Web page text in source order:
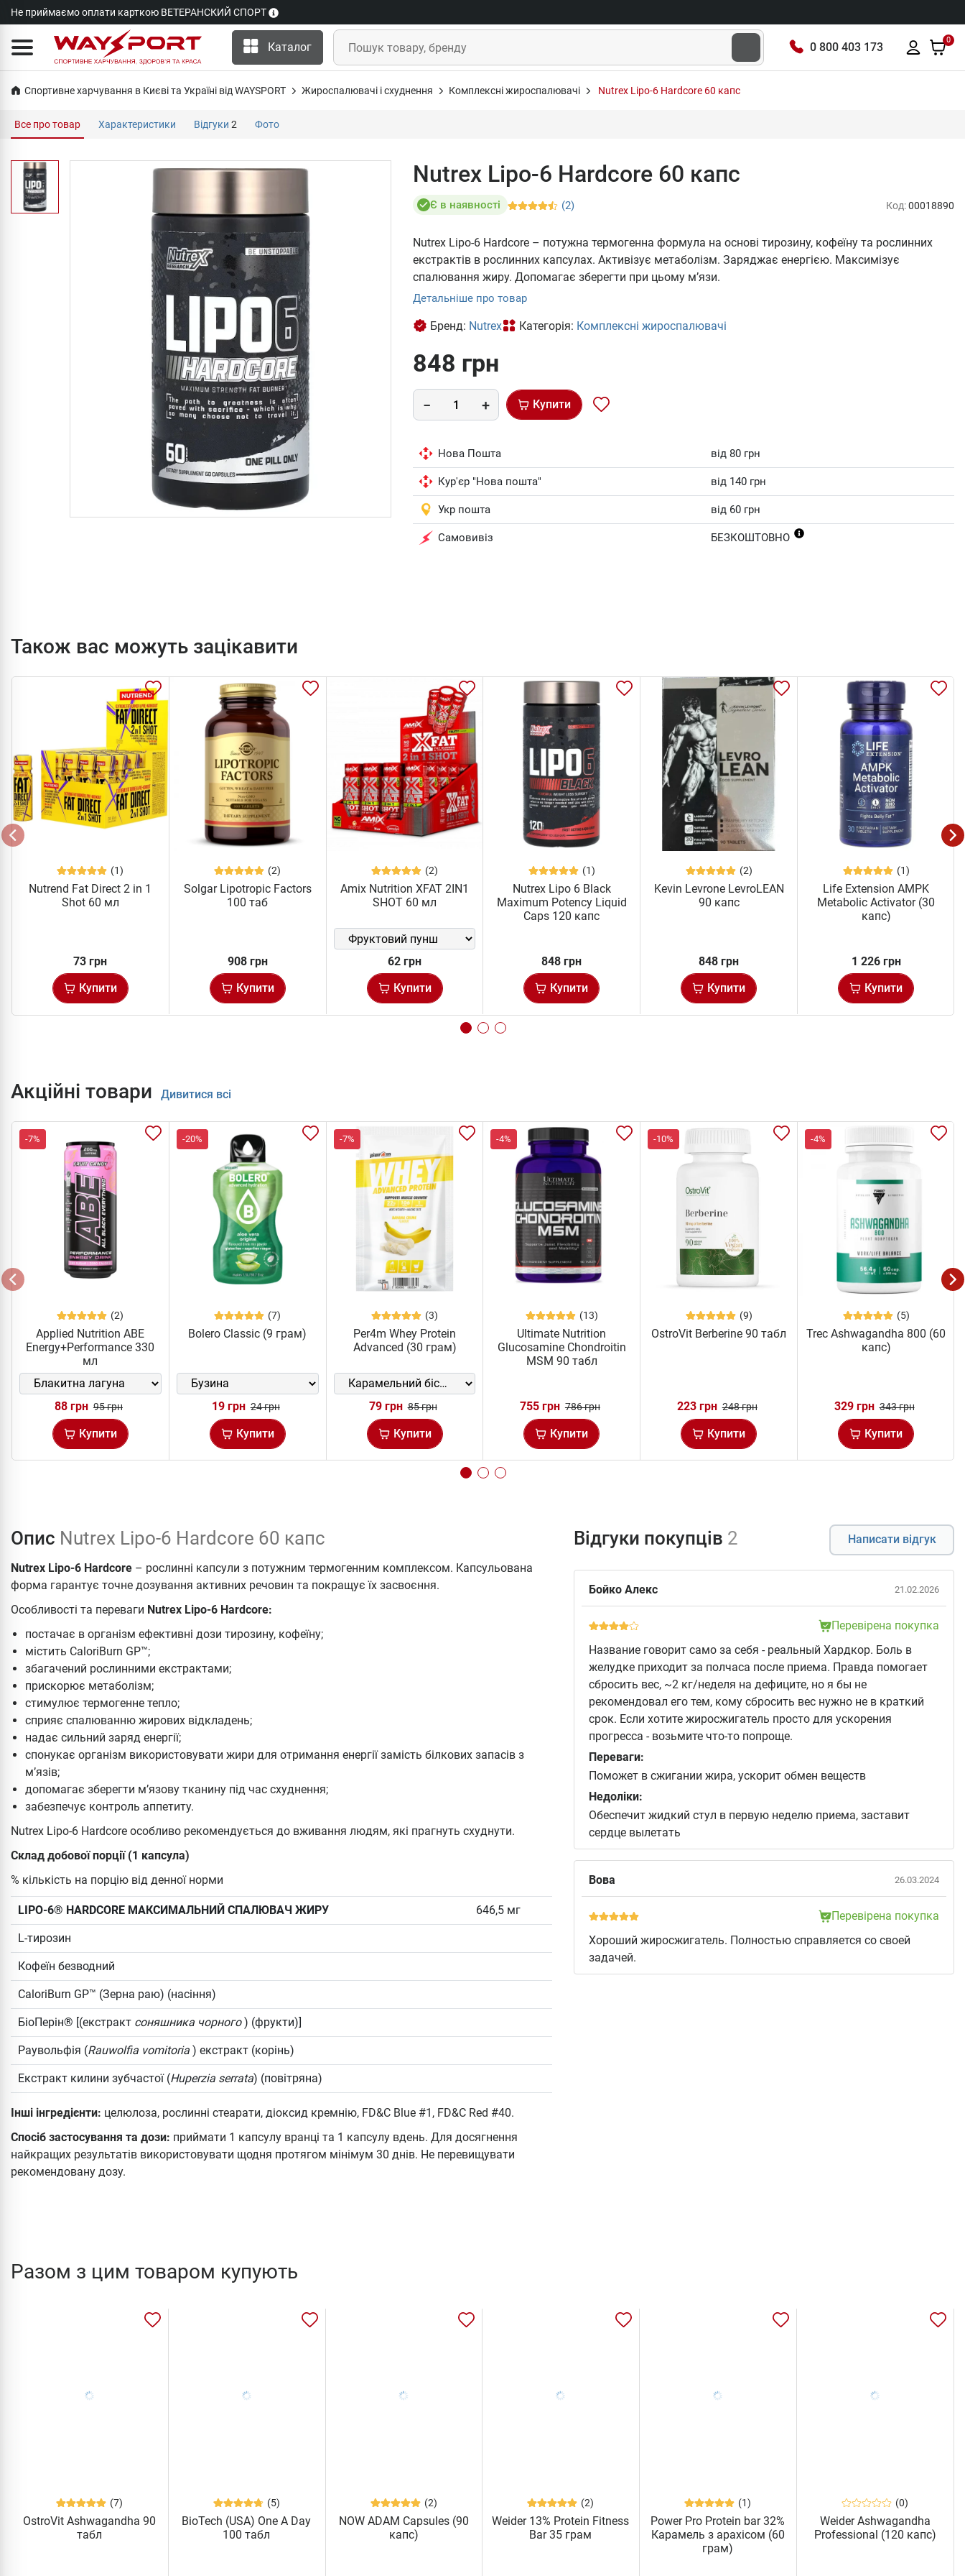
Не приймаємо оплати карткою ВЕТЕРАНСКИЙ СПОРТ
Каталог 0 800 403 173
0
Спортивне харчування в Києві та Україні від WAYSPORT Жироспалювачі і схуднення Комплексні жироспалювачі Nutrex Lipo-6 Hardcore 60 капс
Все про товар Характеристики Відгуки 2 Фото
Nutrex Lipo-6 Hardcore 60 капс
Є в наявності (2) Код:00018890
Nutrex Lipo-6 Hardcore – потужна термогенна формула на основі тирозину, кофеїну та рослинних
екстрактів в рослинних капсулах. Активізує метаболізм. Заряджає енергією. Максимізує
спалювання жиру. Допомагає зберегти при цьому м’язи.
Детальніше про товар
Бренд: Nutrex Категорія: Комплексні жироспалювачі
848 грн
Купити
Нова Пошта від 80 грн
Кур'єр "Нова пошта" від 140 грн
Укр пошта від 60 грн
Самовивіз БЕЗКОШТОВНО
Також вас можуть зацікавити
(1)
Nutrend Fat Direct 2 in 1
Shot 60 мл
73 грн
Купити
(2)
Solgar Lipotropic Factors
100 таб
908 грн
Купити
(2)
Amix Nutrition XFAT 2IN1
SHOT 60 мл
62 грн
Купити
(1)
Nutrex Lipo 6 Black
Maximum Potency Liquid
Caps 120 капс
848 грн
Купити
(2)
Kevin Levrone LevroLEAN
90 капс
848 грн
Купити
(1)
Life Extension AMPK
Metabolic Activator (30
капс)
1 226 грн
Купити
Акційні товари Дивитися всі
-7%
(2)
Applied Nutrition ABE
Energy+Performance 330
мл
88 грн 95 грн
Купити
-20%
(7)
Bolero Classic (9 грам)
19 грн 24 грн
Купити
-7%
(3)
Per4m Whey Protein
Advanced (30 грам)
79 грн 85 грн
Купити
-4%
(13)
Ultimate Nutrition
Glucosamine Chondroitin
MSM 90 табл
755 грн 786 грн
Купити
-10%
(9)
OstroVit Berberine 90 табл
223 грн 248 грн
Купити
-4%
(5)
Trec Ashwagandha 800 (60
капс)
329 грн 343 грн
Купити
Опис Nutrex Lipo-6 Hardcore 60 капс
Nutrex Lipo-6 Hardcore – рослинні капсули з потужним термогенним комплексом. Капсульована
форма гарантує точне дозування активних речовин та покращує їх засвоєння.
Особливості та переваги Nutrex Lipo-6 Hardcore:
постачає в організм ефективні дози тирозину, кофеїну;
містить CaloriBurn GP™;
збагачений рослинними екстрактами;
прискорює метаболізм;
стимулює термогенне тепло;
сприяє спалюванню жирових відкладень;
надає сильний заряд енергії;
спонукає організм використовувати жири для отримання енергії замість білкових запасів з
м’язів;
допомагає зберегти м’язову тканину під час схуднення;
забезпечує контроль аппетиту.
Nutrex Lipo-6 Hardcore особливо рекомендується до вживання людям, які прагнуть схуднути.
Склад добової порції (1 капсула)
% кількість на порцію від денної норми
LIPO-6® HARDCORE МАКСИМАЛЬНИЙ СПАЛЮВАЧ ЖИРУ 646,5 мг
L-тирозин
Кофеїн безводний
CaloriBurn GP™ (Зерна раю) (насіння)
БіоПерін® [(екстракт соняшника чорного) (фрукти)]
Раувольфія (Rauwolfia vomitoria ) екстракт (корінь)
Екстракт килини зубчастої (Huperzia serrata) (повітряна)
Інші інгредієнти: целюлоза, рослинні стеарати, діоксид кремнію, FD&C Blue #1, FD&C Red #40.
Спосіб застосування та дози: приймати 1 капсулу вранці та 1 капсулу вдень. Для досягнення
найкращих результатів використовувати щодня протягом мінімум 30 днів. Не перевищувати
рекомендовану дозу.
Відгуки покупців 2 Написати відгук
Бойко Алекс 21.02.2026
Перевірена покупка
Название говорит само за себя - реальный Хардкор. Боль в
желудке приходит за полчаса после приема. Правда помогает
сбросить вес, ~2 кг/неделя на дефиците, но я бы не
рекомендовал его тем, кому сбросить вес нужно не в краткий
срок. Если хотите жиросжигатель просто для ускорения
прогресса - возьмите что-то попроще.
Переваги:
Поможет в сжигании жира, ускорит обмен веществ
Недоліки:
Обеспечит жидкий стул в первую неделю приема, заставит
сердце вылетать
Вова 26.03.2024
Перевірена покупка
Хороший жиросжигатель. Полностью справляется со своей
задачей.
Разом з цим товаром купують
(7)
OstroVit Ashwagandha 90
табл
(5)
BioTech (USA) One A Day
100 табл
(2)
NOW ADAM Capsules (90
капс)
(2)
Weider 13% Protein Fitness
Bar 35 грам
(1)
Power Pro Protein bar 32%
Карамель з арахісом (60
грам)
(0)
Weider Ashwagandha
Professional (120 капс)